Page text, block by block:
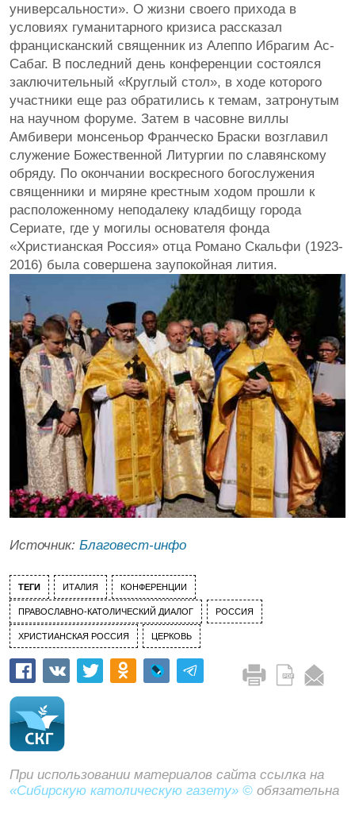
универсальности». О жизни своего прихода в
условиях гуманитарного кризиса рассказал
францисканский священник из Алеппо Ибрагим Ас-
Сабаг. В последний день конференции состоялся
заключительный «Круглый стол», в ходе которого
участники еще раз обратились к темам, затронутым
на научном форуме. Затем в часовне виллы
Амбивери монсеньор Франческо Браски возглавил
служение Божественной Литургии по славянскому
обряду. По окончании воскресного богослужения
священники и миряне крестным ходом прошли к
расположенному неподалеку кладбищу города
Сериате, где у могилы основателя фонда
«Христианская Россия» отца Романо Скальфи (1923-
2016) была совершена заупокойная лития.
Источник: Благовест-инфо
ТЕГИ ИТАЛИЯ КОНФЕРЕНЦИИ
ПРАВОСЛАВНО-КАТОЛИЧЕСКИЙ ДИАЛОГ РОССИЯ
ХРИСТИАНСКАЯ РОССИЯ ЦЕРКОВЬ
При использовании материалов сайта ссылка на
«Сибирскую католическую газету» © обязательна